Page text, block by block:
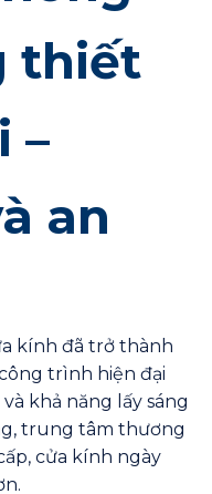
thiết
–
an
kính đã trở thành
trình hiện đại
khả năng lấy sáng
trung tâm thương
cửa kính ngày